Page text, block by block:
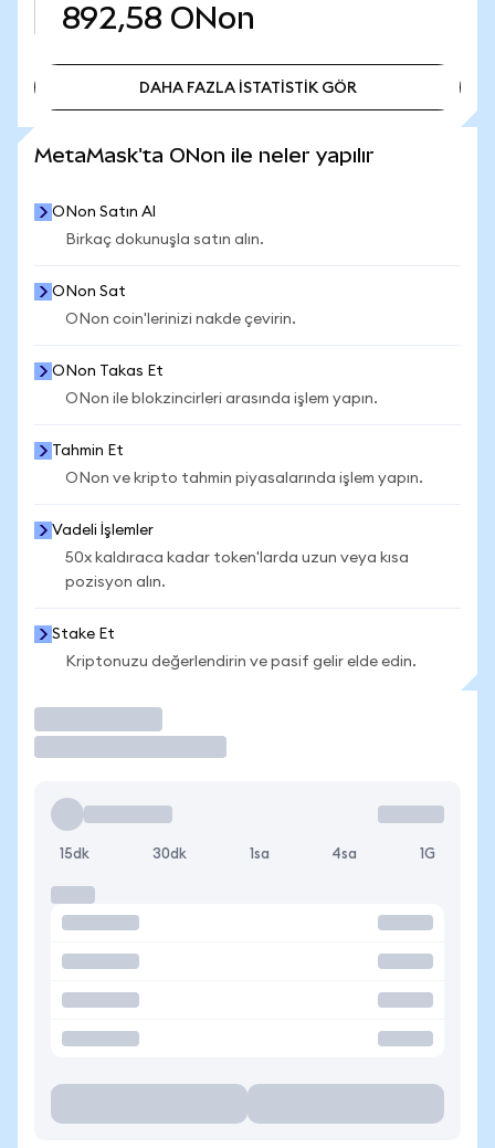
892,58 ONon
DAHA FAZLA İSTATİSTİK GÖR
MetaMask'ta ONon ile neler yapılır
ONon Satın Al
Birkaç dokunuşla satın alın.
ONon Sat
ONon coin'lerinizi nakde çevirin.
ONon Takas Et
ONon ile blokzincirleri arasında işlem yapın.
Tahmin Et
ONon ve kripto tahmin piyasalarında işlem yapın.
Vadeli İşlemler
50x kaldıraca kadar token'larda uzun veya kısa
pozisyon alın.
Stake Et
Kriptonuzu değerlendirin ve pasif gelir elde edin.
15dk 30dk 1sa 4sa 1G